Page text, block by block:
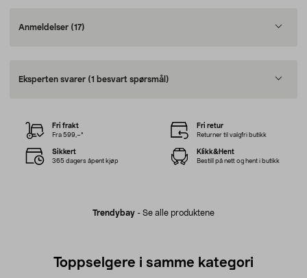
Anmeldelser (17)
Eksperten svarer (1 besvart spørsmål)
Trendybay - Se alle produktene
Fri frakt
Fra 599,–*
Fri retur
Returner til valgfri butikk
Sikkert
365 dagers åpent kjøp
Klikk&Hent
Bestill på nett og hent i butikk
Toppselgere i samme kategori